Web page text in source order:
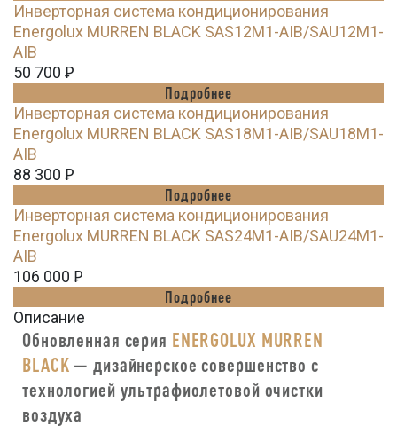
Инверторная система кондиционирования
Energolux MURREN BLACK SAS12M1-AIB/SAU12M1-
AIB
50 700 Ꝑ
Подробнее
Инверторная система кондиционирования
Energolux MURREN BLACK SAS18M1-AIB/SAU18M1-
AIB
88 300 Ꝑ
Подробнее
Инверторная система кондиционирования
Energolux MURREN BLACK SAS24M1-AIB/SAU24M1-
AIB
106 000 Ꝑ
Подробнее
Описание
Обновленная серия ENERGOLUX MURREN
BLACK — дизайнерское совершенство с
технологией ультрафиолетовой очистки
воздуха